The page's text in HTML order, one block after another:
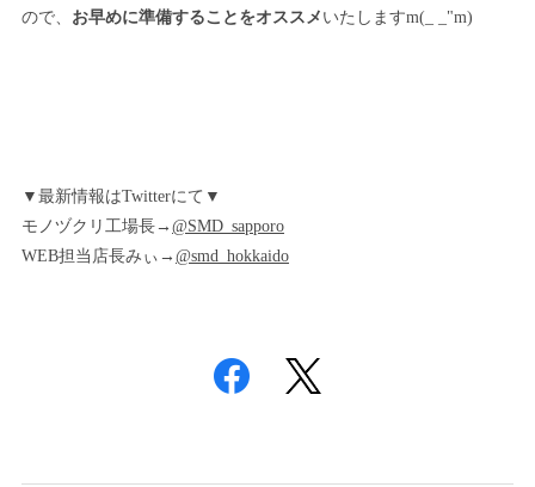
ので、 お早めに準備することをオススメ いたしますm(_ _"m)
▼最新情報はTwitterにて▼
モノヅクリ工場長→ @SMD_sapporo
WEB担当店長みぃ→ @smd_hokkaido